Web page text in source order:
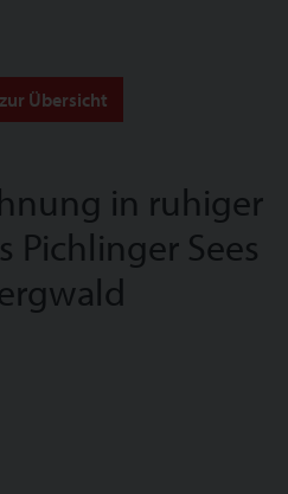
Übersicht
in ruhiger
Pichlinger Sees